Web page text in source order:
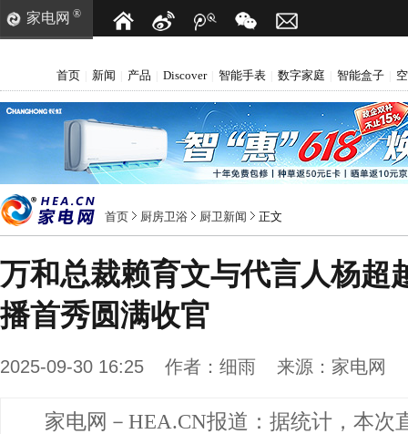
家电网 ®
首页 新闻 产品 Discover 智能手表 数字家庭 智能盒子
首页 厨房卫浴 厨卫新闻 正文
万和总裁赖育文与代言人杨超
播首秀圆满收官
2025-09-30 16:25 作者： 细雨 来源： 家电网
家电网－HEA.CN报道： 据统计，本次